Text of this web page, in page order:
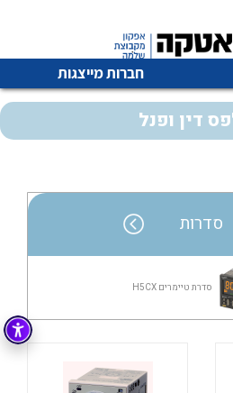
חברות מייצגות
| זמינות
והמובילה בישראל בשיווק
ופעילה ב7 תחומים:
חשמלית
בקרה ואלקטרוניקהלכל מוצרי היצרן
דין ופנל
סדרות
סדרת טיימרים H5CX